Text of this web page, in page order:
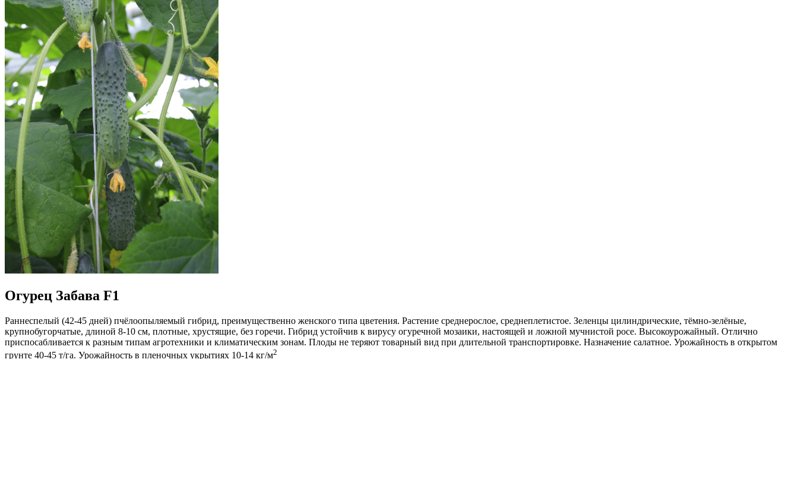
Огурец Забава F1
Раннеспелый (42-45 дней) пчёлоопыляемый гибрид, преимущественно женского типа цветения. Растение среднерослое, среднеплетистое. Зеленцы цилиндрические, тёмно-зелёные,
крупнобугорчатые, длиной 8-10 см, плотные, хрустящие, без горечи. Гибрид устойчив к вирусу огуречной мозаики, настоящей и ложной мучнистой росе. Высокоурожайный. Отлично
приспосабливается к разным типам агротехники и климатическим зонам. Плоды не теряют товарный вид при длительной транспортировке. Назначение салатное. Урожайность в открытом
грунте 40-45 т/га. Урожайность в пленочных укрытиях 10-14 кг/м2